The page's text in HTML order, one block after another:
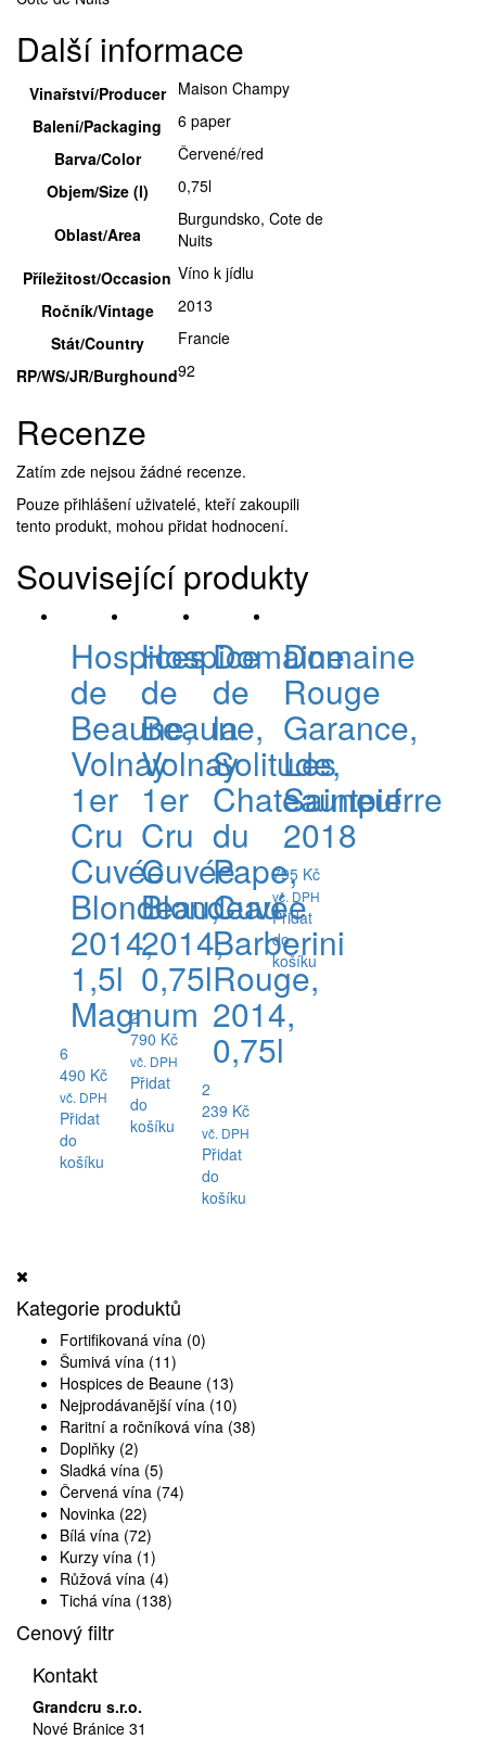
Další informace
Vinařství/Producer
Maison Champy
Balení/Packaging
6 paper
Barva/Color
Červené/red
Objem/Size (l)
0,75l
Oblast/Area
Burgundsko, Cote de
Nuits
Příležitost/Occasion Víno k jídlu
Ročník/Vintage
2013
Stát/Country
Francie
RP/WS/JR/Burghound92
Recenze
Zatím zde nejsou žádné recenze.
Pouze přihlášení uživatelé, kteří zakoupili
tento produkt, mohou přidat hodnocení.
Související produkty
Hospices
de
Beaune,
Volnay
1er
Cru
Cuvée
Blondeau,
2014,
1,5l
Magnum
6
490 Kč
vč. DPH
Přidat
do
košíku
Hospice
de
Beaune,
Volnay
1er
Cru
Cuvée
Blondeau
2014,
0,75l
2
790 Kč
vč. DPH
Přidat
do
košíku
Domaine
de
la
Solitude,
Chateauneuf
du
Pape,
Cuvée
Barberini
Rouge,
2014,
0,75l
2
239 Kč
vč. DPH
Přidat
do
košíku
Domaine
Rouge
Garance,
Les
Saintpierre
2018
795 Kč
vč. DPH
Přidat
do
košíku
Kategorie produktů
Fortifikovaná vína (0)
Šumivá vína (11)
Hospices de Beaune (13)
Nejprodávanější vína (10)
Raritní a ročníková vína (38)
Doplňky (2)
Sladká vína (5)
Červená vína (74)
Novinka (22)
Bílá vína (72)
Kurzy vína (1)
Růžová vína (4)
Tichá vína (138)
Cenový filtr
Kontakt
Grandcru s.r.o.
Nové Bránice 31